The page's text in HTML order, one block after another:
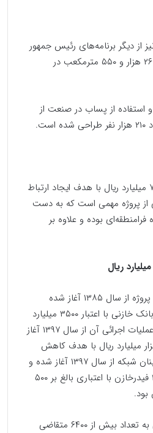
سیرجان که از سال ۱۳۹۷ آغاز شده است نیز از دیگر برنامه‌های رئیس جمهور
در کرمان بود، این پروژه شامل ۳۷۳ کیلومتر خطوط جمع‌آوری و تصفیه‌خانه به ظرفیت ۲۶ هزار و ۵۵۰ مترمکعب در
استفاده از پساب در صنعت از
پروژه‌هایی هم در حوزه برق افتتاح شد، پروژه تک‌مداره به طول ۹۰ کیلومتر با اعتبار ۷۲۰۰ میلیارد ریال با هدف ایجاد ارتباط
از پروژه مهمی است که به دست
۱۳۹۳ آغاز شده است، این پروژه فرامنطقه‌ای بوده و علاوه بر
با هدف انتقال توان و انرژی و برقراری رینگ ۴۰۰ کیلوولت منطقه که عملیات اجرایی این پروژه از سال ۱۳۸۵ آغاز شده
است، پست با ظرفیت ۵۰ مگاولت آمپر با ۲ فیدر خط و ۱۶ فیدر ۲۰ کیلو ولت و ۲ فیدر بانک خازنی با اعتبار ۳۵۰۰ میلیارد
ریال و هدف بهبود پروفیل ولتاژ – تأمین انرژی مورد نیاز متقاضیان و کاهش تلفات که عملیات اجرائی آن از سال ۱۳۹۷ آغاز
دو مداره ۱۳۲ کیلوولت جیرفت به طول ۲۰ کیلومتر با اعتباری بالغ بر ۳ هزار میلیارد ریال با هدف کاهش
تلفات و رفع افت ولتاژ منطقه جیرفت و تأمین بار منطقه جیرفت و افزایش قابلیت اطمینان شبکه از سال ۱۳۹۷ آغاز شده و
پروژه افزایش با میزان ۱۵ مگاولت آمپر و ۲ فیدر ۱۳۲ کیلوولت و ۱۲ فیدر ۲۰ کیلوولت و ۲ فیدرخازن با اعتباری بالغ بر ۵۰۰
بود.
در این سفر پروژه‌های توسعه و احداث و اصلاح و بهینه‌سازی شبکه برق جهت بر‌وزرسانی به تعداد بیش از ۶۴۰۰ متقاضی